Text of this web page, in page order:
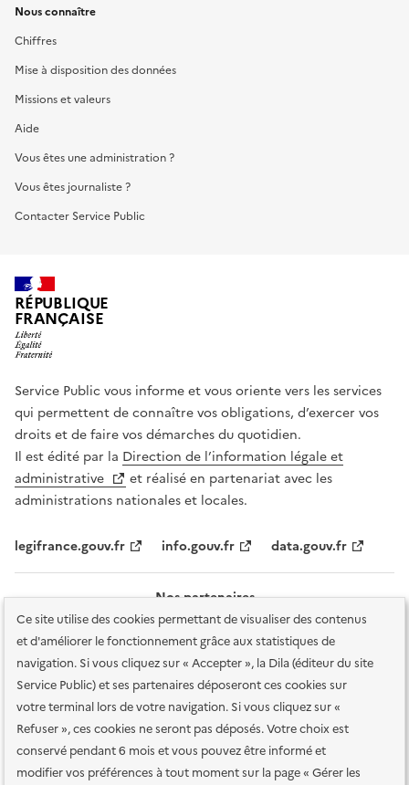
Ce site utilise des cookies permettant de visualiser des contenus
et d'améliorer le fonctionnement grâce aux statistiques de
navigation. Si vous cliquez sur « Accepter », la Dila (éditeur du site
Service Public) et ses partenaires déposeront ces cookies sur
votre terminal lors de votre navigation. Si vous cliquez sur «
Refuser », ces cookies ne seront pas déposés. Votre choix est
conservé pendant 6 mois et vous pouvez être informé et
modifier vos préférences à tout moment sur la page « Gérer les
Nous connaître
Chiffres
Mise à disposition des données
Missions et valeurs
Aide
Vous êtes une administration ?
Vous êtes journaliste ?
Contacter Service Public
RÉPUBLIQUE
FRANÇAISE
Service Public vous informe et vous oriente vers les services
qui permettent de connaître vos obligations, d’exercer vos
droits et de faire vos démarches du quotidien.
Il est édité par la Direction de l’information légale et
administrative
et réalisé en partenariat avec les
administrations nationales et locales.
legifrance.gouv.fr info.gouv.fr data.gouv.fr
Nos partenaires
Plan du site Accessibilité : totalement conforme
Accessibilité des
services en ligne Mentions légales Données personnelles et sécurité
Conditions générales d'utilisation Gestion des cookies